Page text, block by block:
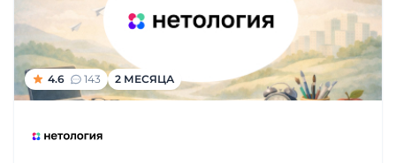
4.6 143 2 МЕСЯЦА